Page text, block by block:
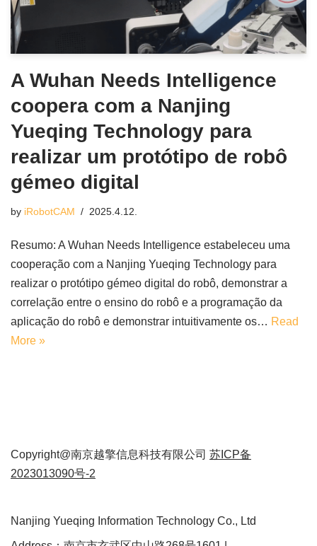
A Wuhan Needs Intelligence
coopera com a Nanjing
Yueqing Technology para
realizar um protótipo de robô
gémeo digital
by iRobotCAM 2025.4.12.
Resumo: A Wuhan Needs Intelligence estabeleceu uma
cooperação com a Nanjing Yueqing Technology para
realizar o protótipo gémeo digital do robô, demonstrar a
correlação entre o ensino do robô e a programação da
aplicação do robô e demonstrar intuitivamente os… Read
More »
Copyright@南京越擎信息科技有限公司 苏ICP备
2023013090号-2
Nanjing Yueqing Information Technology Co., Ltd